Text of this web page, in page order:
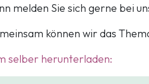
melden Sie sich gerne bei
können wir das
selber herunterladen: